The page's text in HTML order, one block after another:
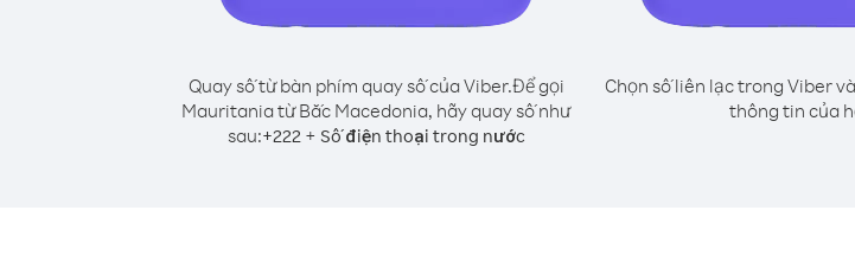
Quay số từ bàn phím quay số của Viber.Để gọi
Mauritania từ Bắc Macedonia, hãy quay số như
sau:+222+ Số điện thoại trong nước
Chọn số liên lạc trong Viber
thông tin của